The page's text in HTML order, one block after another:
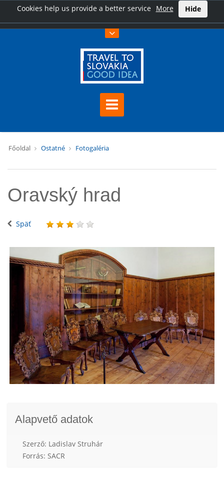
Cookies help us provide a better service More Hide
Főoldal Ostatné Fotogaléria
Oravský hrad
Späť
Alapvető adatok
Szerző: Ladislav Struhár
Forrás: SACR